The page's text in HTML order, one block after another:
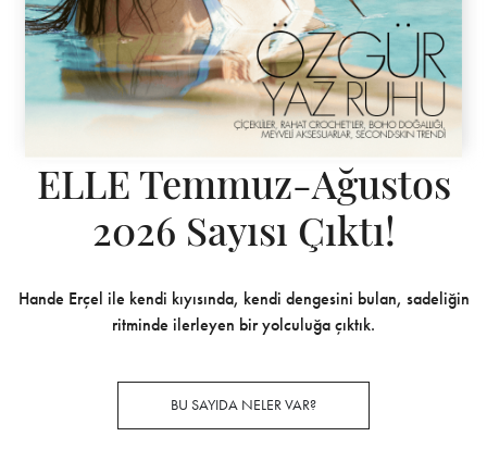
ELLE Temmuz-Ağustos
2026 Sayısı Çıktı!
Hande Erçel ile kendi kıyısında, kendi dengesini bulan, sadeliğin
ritminde ilerleyen bir yolculuğa çıktık.
BU SAYIDA NELER VAR?